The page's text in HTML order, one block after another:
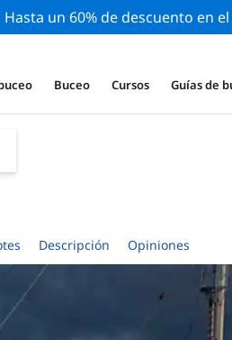
Hasta un 60% de descuento en
Buceo Cursos Guías de
Descripción Opiniones